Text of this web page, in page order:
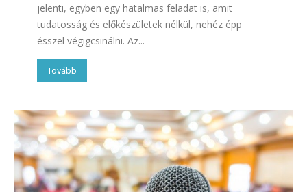
jelenti, egyben egy hatalmas feladat is, amit
tudatosság és előkészületek nélkül, nehéz épp
ésszel végigcsinálni. Az...
Tovább